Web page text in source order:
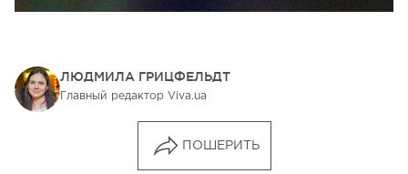
ЛЮДМИЛА ГРИЦФЕЛЬДТ
Главный редактор Viva.ua
ПОШЕРИТЬ